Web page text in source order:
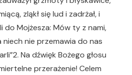
zląkł się lud i zadrżał, i
do Mojżesza: Mów ty z nami,
niech nie przemawia do nas
Na dźwięk Bożego głosu
przerażenie! Celem